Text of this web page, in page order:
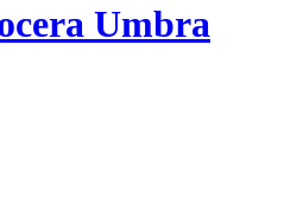
Umbra